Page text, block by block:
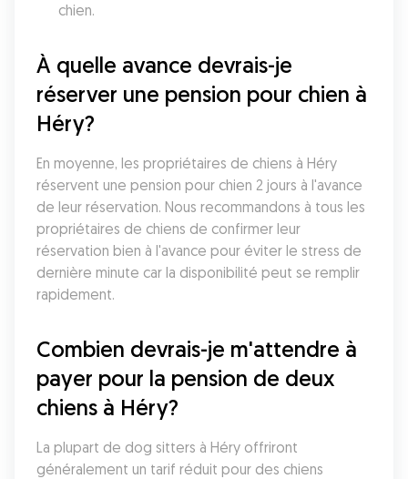
chien.
À quelle avance devrais-je
réserver une pension pour chien à
Héry?
En moyenne, les propriétaires de chiens à Héry
réservent une pension pour chien 2 jours à l'avance
de leur réservation. Nous recommandons à tous les
propriétaires de chiens de confirmer leur
réservation bien à l'avance pour éviter le stress de
dernière minute car la disponibilité peut se remplir
rapidement.
Combien devrais-je m'attendre à
payer pour la pension de deux
chiens à Héry?
La plupart de dog sitters à Héry offriront
généralement un tarif réduit pour des chiens